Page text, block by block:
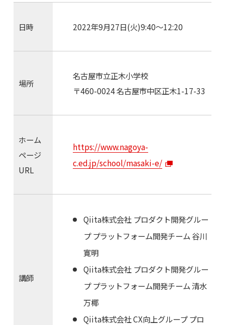
日時 2022年9月27日(火)9:40〜12:20
場所
名古屋市立正木小学校
〒460-0024 名古屋市中区正木1-17-33
ホーム
ページ
URL
https://www.nagoya-
c.ed.jp/school/masaki-e/
講師
Qiita株式会社 プロダクト開発グルー
プ プラットフォーム開発チーム 谷川
寛明
Qiita株式会社 プロダクト開発グルー
プ プラットフォーム開発チーム 清水
万椰
Qiita株式会社 CX向上グループ プロ